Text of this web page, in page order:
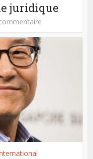
juridique